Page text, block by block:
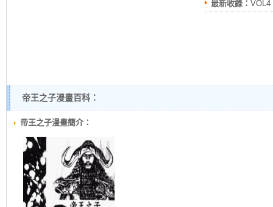
最新收錄： VOL4
帝王之子漫畫百科：
帝王之子漫畫簡介：